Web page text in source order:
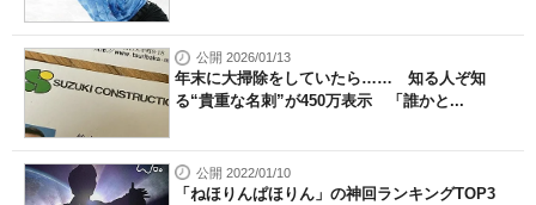
公開 2026/01/13
年末に大掃除をしていたら…… 知る人ぞ知
る“貴重な名刺”が450万表示 「誰かと...
公開 2022/01/10
「ねほりんぱほりん」の神回ランキングTOP3